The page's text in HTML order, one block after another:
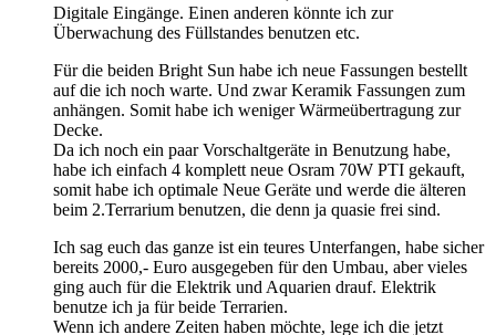
Digitale Eingänge. Einen anderen könnte ich zur
Überwachung des Füllstandes benutzen etc.
Für die beiden Bright Sun habe ich neue Fassungen bestellt
auf die ich noch warte. Und zwar Keramik Fassungen zum
anhängen. Somit habe ich weniger Wärmeübertragung zur
Decke.
Da ich noch ein paar Vorschaltgeräte in Benutzung habe,
habe ich einfach 4 komplett neue Osram 70W PTI gekauft,
somit habe ich optimale Neue Geräte und werde die älteren
beim 2.Terrarium benutzen, die denn ja quasie frei sind.
Ich sag euch das ganze ist ein teures Unterfangen, habe sicher
bereits 2000,- Euro ausgegeben für den Umbau, aber vieles
ging auch für die Elektrik und Aquarien drauf. Elektrik
benutze ich ja für beide Terrarien.
Wenn ich andere Zeiten haben möchte, lege ich die jetzt